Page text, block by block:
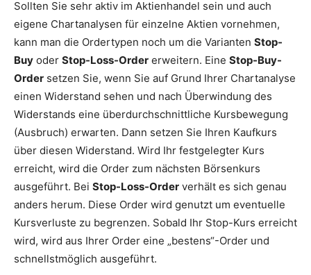
Sollten Sie sehr aktiv im Aktienhandel sein und auch
eigene Chartanalysen für einzelne Aktien vornehmen,
kann man die Ordertypen noch um die Varianten Stop-
Buy oder Stop-Loss-Order erweitern. Eine Stop-Buy-
Order setzen Sie, wenn Sie auf Grund Ihrer Chartanalyse
einen Widerstand sehen und nach Überwindung des
Widerstands eine überdurchschnittliche Kursbewegung
(Ausbruch) erwarten. Dann setzen Sie Ihren Kaufkurs
über diesen Widerstand. Wird Ihr festgelegter Kurs
erreicht, wird die Order zum nächsten Börsenkurs
ausgeführt. Bei Stop-Loss-Order verhält es sich genau
anders herum. Diese Order wird genutzt um eventuelle
Kursverluste zu begrenzen. Sobald Ihr Stop-Kurs erreicht
wird, wird aus Ihrer Order eine „bestens“-Order und
schnellstmöglich ausgeführt.